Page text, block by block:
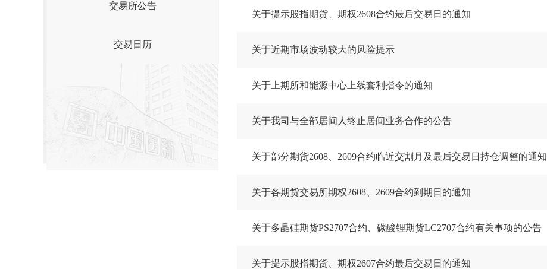
交易所公告
交易日历
关于提示股指期货、期权2608合约最后交易日的通知
关于近期市场波动较大的风险提示
关于上期所和能源中心上线套利指令的通知
关于我司与全部居间人终止居间业务合作的公告
关于部分期货2608、2609合约临近交割月及最后交易日持仓调整的通知
关于各期货交易所期权2608、2609合约到期日的通知
关于多晶硅期货PS2707合约、碳酸锂期货LC2707合约有关事项的公告
关于提示股指期货、期权2607合约最后交易日的通知